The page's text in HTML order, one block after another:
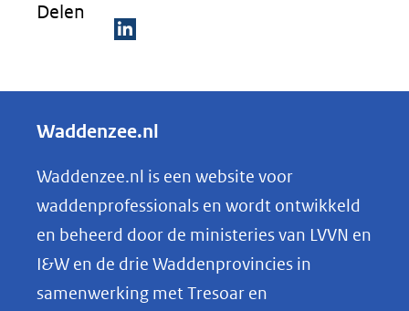
Delen
e
e
n
o
p
Waddenzee.nl
Waddenzee.nl is een website voor
waddenprofessionals en wordt ontwikkeld
en beheerd door de ministeries van LVVN en
I&W en de drie Waddenprovincies in
samenwerking met Tresoar en